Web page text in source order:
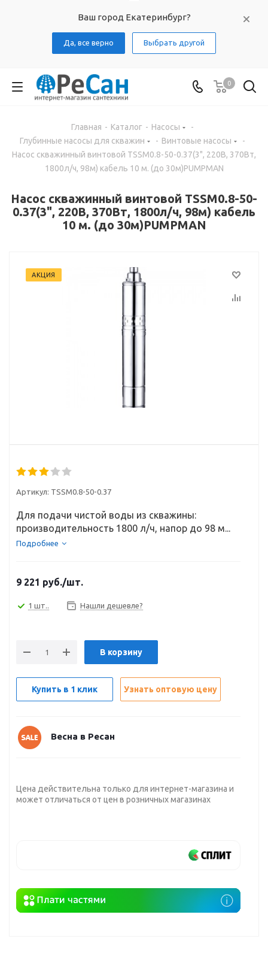
Ваш город Екатеринбург?
Да, все верно Выбрать другой
0
Главная - Каталог - Насосы
-
Глубинные насосы для скважин
- Винтовые насосы
-
Насос скважинный винтовой TSSM0.8-50-0.37(3", 220В, 370Вт,
1800л/ч, 98м) кабель 10 м. (до 30м)PUMPMAN
Насос скважинный винтовой TSSM0.8-50-
0.37(3", 220В, 370Вт, 1800л/ч, 98м) кабель
10 м. (до 30м)PUMPMAN
АКЦИЯ
Артикул: TSSM0.8-50-0.37
Для подачи чистой воды из скважины:
производительность 1800 л/ч, напор до 98 м...
Подробнее
9 221 руб./шт.
1 шт.. Нашли дешевле?
В корзину
Купить в 1 клик Узнать оптовую цену
Весна в Ресан
Цена действительна только для интернет-магазина и
может отличаться от цен в розничных магазинах